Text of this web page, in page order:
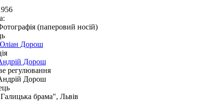
(паперовий носій)
Дорош
Дорош
регулювання
Дорош
брама", Львів